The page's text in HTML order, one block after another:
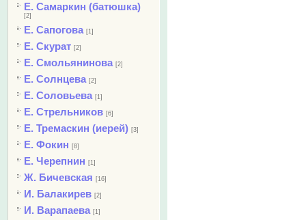
Е. Самаркин (батюшка)
[2]
Е. Сапогова [1]
Е. Скурат [2]
Е. Смольянинова [2]
Е. Солнцева [2]
Е. Соловьева [1]
Е. Стрельников [6]
Е. Тремаскин (иерей) [3]
Е. Фокин [8]
Е. Черепнин [1]
Ж. Бичевская [16]
И. Балакирев [2]
И. Варапаева [1]